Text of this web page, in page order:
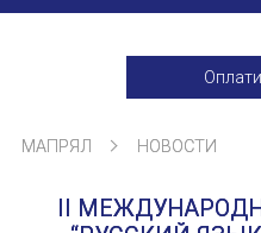
О нас
Президиум
Ревизионная
МАПРЯЛ НОВОСТИ
II